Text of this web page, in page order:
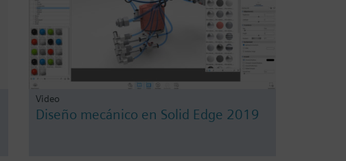
Video
Diseño mecánico en Solid Edge 2019